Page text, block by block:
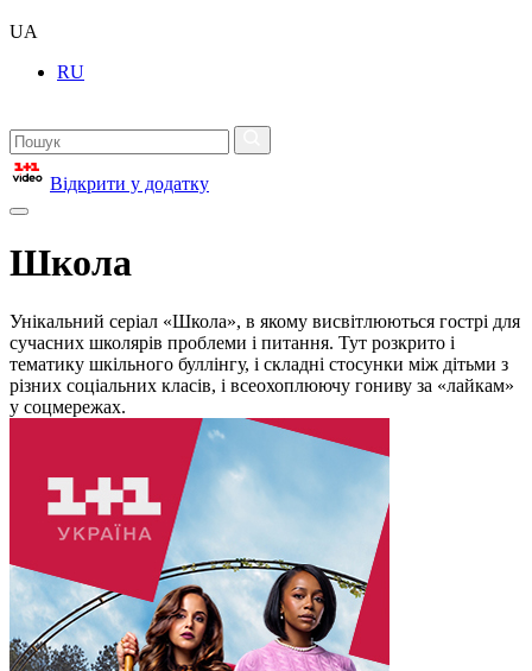
UA
RU
Відкрити у додатку
Школа
Унікальний серіал «Школа», в якому висвітлюються гострі для
сучасних школярів проблеми і питання. Тут розкрито і
тематику шкільного буллінгу, і складні стосунки між дітьми з
різних соціальних класів, і всеохоплюючу гониву за «лайкам»
у соцмережах.